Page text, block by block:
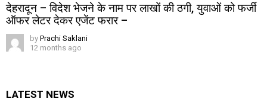
देहरादून – विदेश भेजने के नाम पर लाखों की ठगी, युवाओं को फर्जी
ऑफर लेटर देकर एजेंट फरार –
by Prachi Saklani
12 months ago
LATEST NEWS